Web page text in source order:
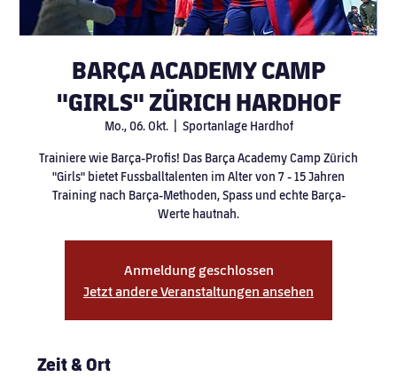
BARÇA ACADEMY CAMP
"GIRLS" ZÜRICH HARDHOF
Mo., 06. Okt.
  |
Sportanlage Hardhof
Trainiere wie Barça-Profis! Das Barça Academy Camp Zürich
"Girls" bietet Fussballtalenten im Alter von 7 - 15 Jahren
Training nach Barça-Methoden, Spass und echte Barça-
Werte hautnah.
Anmeldung geschlossen
Jetzt andere Veranstaltungen ansehen
Zeit & Ort